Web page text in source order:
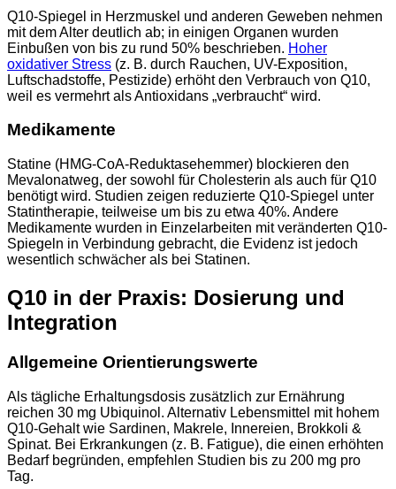
Q10-Spiegel in Herzmuskel und anderen Geweben nehmen
mit dem Alter deutlich ab; in einigen Organen wurden
Einbußen von bis zu rund 50% beschrieben. Hoher
oxidativer Stress (z. B. durch Rauchen, UV-Exposition,
Luftschadstoffe, Pestizide) erhöht den Verbrauch von Q10,
weil es vermehrt als Antioxidans „verbraucht“ wird.
Medikamente
Statine (HMG-CoA-Reduktasehemmer) blockieren den
Mevalonatweg, der sowohl für Cholesterin als auch für Q10
benötigt wird. Studien zeigen reduzierte Q10-Spiegel unter
Statintherapie, teilweise um bis zu etwa 40%. Andere
Medikamente wurden in Einzelarbeiten mit veränderten Q10-
Spiegeln in Verbindung gebracht, die Evidenz ist jedoch
wesentlich schwächer als bei Statinen.
Q10 in der Praxis: Dosierung und
Integration
Allgemeine Orientierungswerte
Als tägliche Erhaltungsdosis zusätzlich zur Ernährung
reichen 30 mg Ubiquinol. Alternativ Lebensmittel mit hohem
Q10-Gehalt wie Sardinen, Makrele, Innereien, Brokkoli &
Spinat. Bei Erkrankungen (z. B. Fatigue), die einen erhöhten
Bedarf begründen, empfehlen Studien bis zu 200 mg pro
Tag.